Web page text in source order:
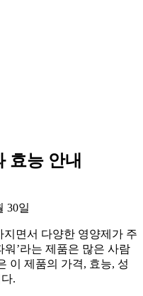
효능 안내
30일
면서 다양한 영양제가 주
’라는 제품은 많은 사람
이 제품의 가격, 효능, 성
.